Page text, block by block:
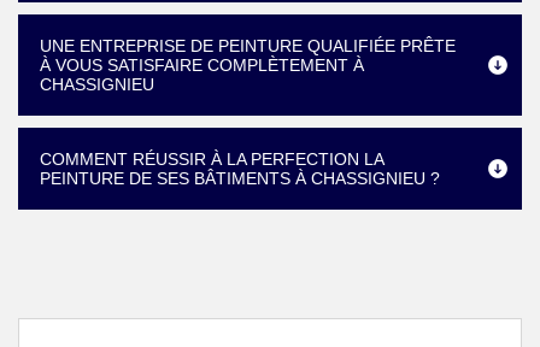
UNE ENTREPRISE DE PEINTURE QUALIFIÉE PRÊTE
À VOUS SATISFAIRE COMPLÈTEMENT À
CHASSIGNIEU
COMMENT RÉUSSIR À LA PERFECTION LA
PEINTURE DE SES BÂTIMENTS À CHASSIGNIEU ?